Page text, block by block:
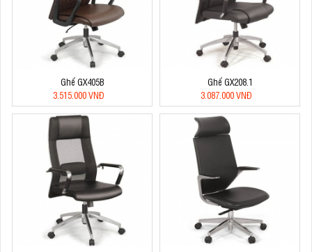
Ghế GX405B
3.515.000 VNĐ
Ghế GX208.1
3.087.000 VNĐ